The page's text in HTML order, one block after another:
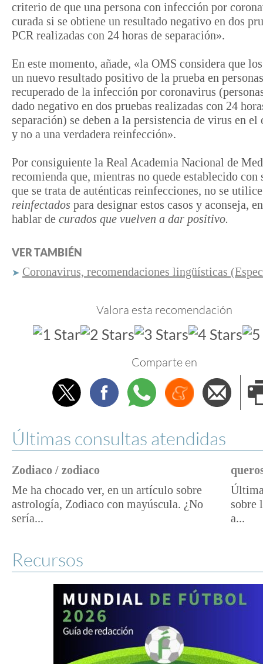
criterio de que una persona con infección por
curada si se obtiene un resultado negativo en dos
PCR realizadas con 24 horas de separación».
En este momento, añade, «la OMS considera que
un nuevo resultado positivo de la prueba en
recuperado de la infección por coronavirus
dado negativo en dos pruebas realizadas con 24
separación) se deben a la persistencia de virus en el
y no a una verdadera reinfección».
Por consiguiente la Real Academia Nacional de
recomienda que, mientras no quede establecido con
que se trata de auténticas reinfecciones, no se
reinfectados para designar estos casos y aconseja,
hablar de curados que vuelven a dar positivo.
VER TAMBIÉN
➤ Coronavirus, recomendaciones lingüísticas
Valora esta recomendación
Comparte en
TwitterFacebookWhatsappMenéame
Últimas consultas atendidas
Zodiaco / zodiaco
Me ha chocado ver, en un artículo sobre
astrología, Zodiaco con mayúscula. ¿No
sería...
sobre
a...
Recursos